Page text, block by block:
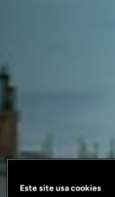
Este site usa cookies